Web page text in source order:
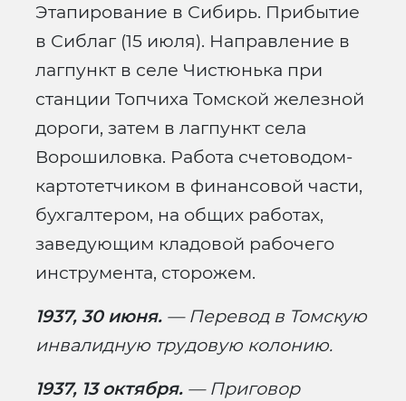
Этапирование в Сибирь. Прибытие
в Сиблаг (15 июля). Направление в
лагпункт в селе Чистюнька при
станции Топчиха Томской железной
дороги, затем в лагпункт села
Ворошиловка. Работа счетоводом-
картотетчиком в финансовой части,
бухгалтером, на общих работах,
заведующим кладовой рабочего
инструмента, сторожем.
1937, 30 июня. — Перевод в Томскую
инвалидную трудовую колонию.
1937, 13 октября. — Приговор